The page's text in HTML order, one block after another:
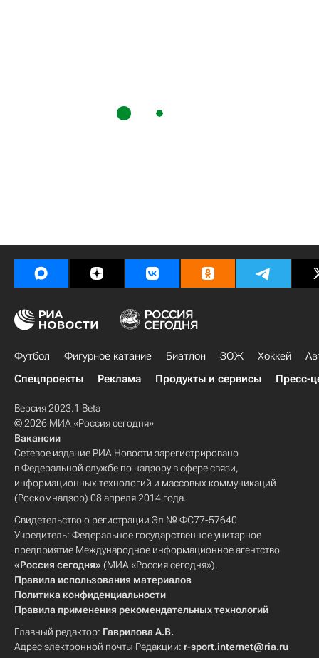
Футбол Фигурное катание Биатлон ЗОЖ Хоккей
Спецпроекты
Реклама Продукты и сервисы Пресс-
Версия 2023.1 Beta
© 2026 МИА «Россия сегодня»
Вакансии
Сетевое издание РИА Новости зарегистрировано
в Федеральной службе по надзору в сфере связи,
информационных технологий и массовых коммуникаций
(Роскомнадзор) 08 апреля 2014 года.
Свидетельство о регистрации Эл № ФС77-57640
Учредитель: Федеральное государственное унитарное
предприятие Международное информационное агентство
«Россия сегодня» (МИА «Россия сегодня»).
Правила использования материалов
Политика конфиденциальности
Правила применения рекомендательных технологий
Главный редактор: Гаврилова А.В.
Адрес электронной почты Редакции: r-sport.internet@ria.ru